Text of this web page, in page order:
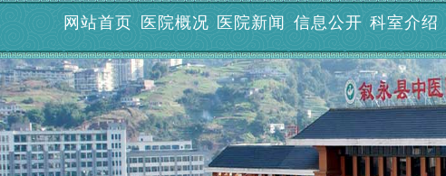
网站首页 医院概况 医院新闻 信息公开 科室介绍